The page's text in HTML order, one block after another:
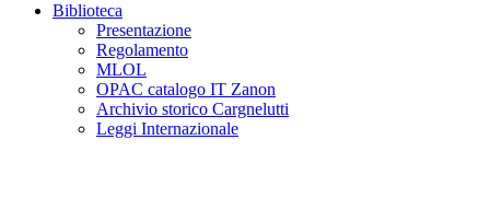
Biblioteca
Presentazione
Regolamento
MLOL
OPAC catalogo IT Zanon
Archivio storico Cargnelutti
Leggi Internazionale